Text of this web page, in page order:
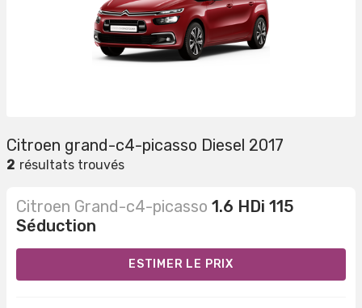
Citroen grand-c4-picasso Diesel 2017
2 résultats trouvés
Citroen Grand-c4-picasso 1.6 HDi 115
Séduction
ESTIMER LE PRIX